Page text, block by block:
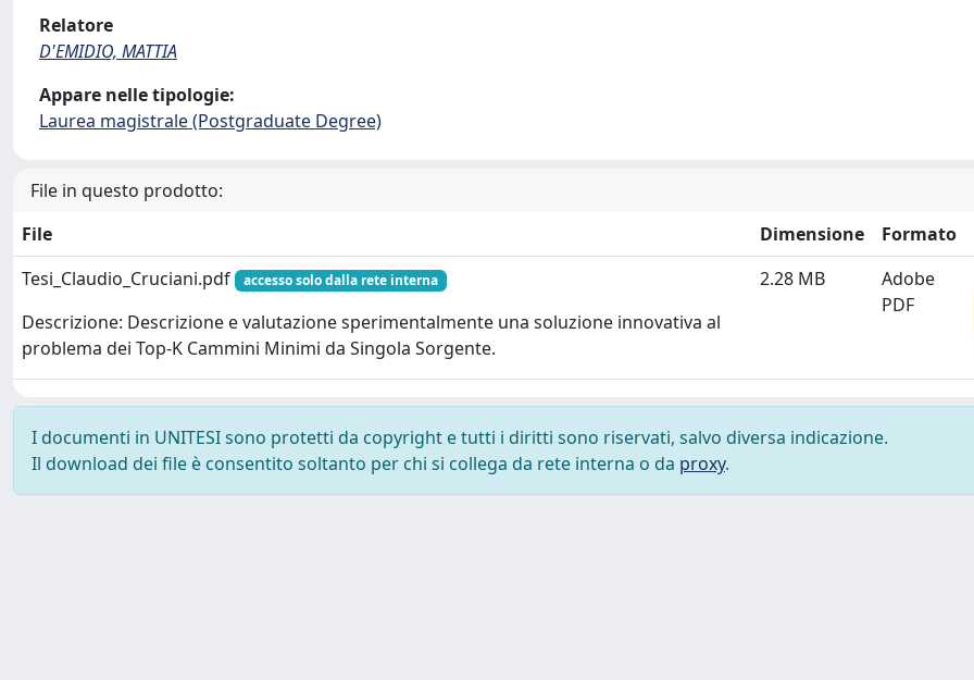
Relatore
D'EMIDIO, MATTIA
Appare nelle tipologie:
Laurea magistrale (Postgraduate Degree)
File in questo prodotto:
File
Dimensione
Formato
Tesi_Claudio_Cruciani.pdf
accesso solo dalla rete interna
Descrizione: Descrizione e valutazione sperimentalmente una soluzione innovativa al
problema dei Top-K Cammini Minimi da Singola Sorgente.
2.28 MB
Adobe
PDF
I documenti in UNITESI sono protetti da copyright e tutti i diritti sono riservati, salvo diversa indicazione.
Il download dei file è consentito soltanto per chi si collega da rete interna o da proxy.